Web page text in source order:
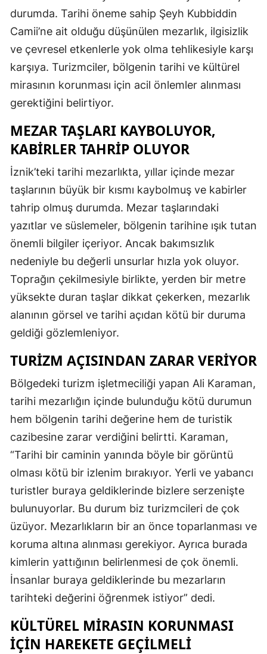
Gaziantep
Giresun
Gümüşhane
Hakkari
İstanbul
Kastamonu
Kayseri
Kocaeli
Konya
Kütahya
Manisa
Mardin
Muğla
Muş
Nevşehir
Ordu
durumda. Tarihi öneme sahip Şeyh Kubbiddin
Camii’ne ait olduğu düşünülen mezarlık, ilgisizlik
ve çevresel etkenlerle yok olma tehlikesiyle karşı
karşıya. Turizmciler, bölgenin tarihi ve kültürel
mirasının korunması için acil önlemler alınması
gerektiğini belirtiyor.
MEZAR TAŞLARI KAYBOLUYOR,
KABIRLER TAHRIP OLUYOR
İznik’teki tarihi mezarlıkta, yıllar içinde mezar
taşlarının büyük bir kısmı kaybolmuş ve kabirler
tahrip olmuş durumda. Mezar taşlarındaki
yazıtlar ve süslemeler, bölgenin tarihine ışık tutan
önemli bilgiler içeriyor. Ancak bakımsızlık
nedeniyle bu değerli unsurlar hızla yok oluyor.
Toprağın çekilmesiyle birlikte, yerden bir metre
yüksekte duran taşlar dikkat çekerken, mezarlık
alanının görsel ve tarihi açıdan kötü bir duruma
geldiği gözlemleniyor.
TURIZM AÇISINDAN ZARAR VERIYOR
Bölgedeki turizm işletmeciliği yapan Ali Karaman,
tarihi mezarlığın içinde bulunduğu kötü durumun
hem bölgenin tarihi değerine hem de turistik
cazibesine zarar verdiğini belirtti. Karaman,
“Tarihi bir caminin yanında böyle bir görüntü
olması kötü bir izlenim bırakıyor. Yerli ve yabancı
turistler buraya geldiklerinde bizlere serzenişte
bulunuyorlar. Bu durum biz turizmcileri de çok
üzüyor. Mezarlıkların bir an önce toparlanması ve
koruma altına alınması gerekiyor. Ayrıca burada
kimlerin yattığının belirlenmesi de çok önemli.
İnsanlar buraya geldiklerinde bu mezarların
tarihteki değerini öğrenmek istiyor” dedi.
KÜLTÜREL MIRASIN KORUNMASI
İÇIN HAREKETE GEÇILMELI